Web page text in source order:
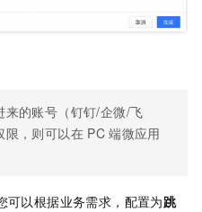
来的账号（钉钉/企微/飞
限，则可以在 PC 端微应用
可以根据业务需求，配置为跳